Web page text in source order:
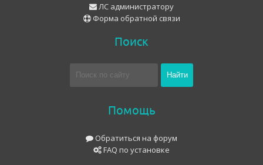
ЛС администратору
Форма обратной связи
Поиск
Помощь
Обратиться на форум
FAQ по установке